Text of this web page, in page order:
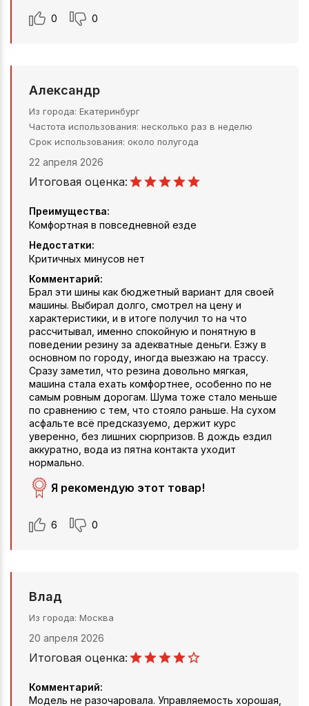
0 0
Александр
Из города Екатеринбург
Частота использования несколько раз в неделю
Срок использования около полугода
22 апреля 2026
Итоговая оценка:
Преимущества:
Комфортная в повседневной езде
Недостатки:
Критичных минусов нет
Комментарий:
Брал эти шины как бюджетный вариант для своей
машины. Выбирал долго, смотрел на цену и
характеристики, и в итоге получил то на что
рассчитывал, именно спокойную и понятную в
поведении резину за адекватные деньги. Езжу в
основном по городу, иногда выезжаю на трассу.
Сразу заметил, что резина довольно мягкая,
машина стала ехать комфортнее, особенно по не
самым ровным дорогам. Шума тоже стало меньше
по сравнению с тем, что стояло раньше. На сухом
асфальте всё предсказуемо, держит курс
уверенно, без лишних сюрпризов. В дождь ездил
аккуратно, вода из пятна контакта уходит
нормально.
Я рекомендую этот товар!
6 0
Влад
Из города Москва
20 апреля 2026
Итоговая оценка:
Комментарий:
Модель не разочаровала. Управляемость хорошая,